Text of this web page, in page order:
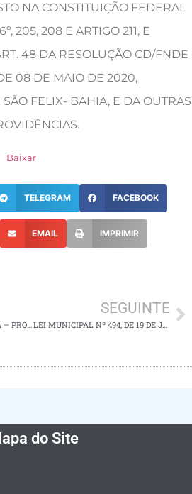
NA CONSTITUIÇÃO FEDERAL
205, 208 E ARTIGO 211, E
48 DA RESOLUÇÃO CD/FNDE
08 DE MAIO DE 2020,
FELIX- BAHIA, E DA OUTRAS
Baixar
TELEGRAM FACEBOOK
EMAIL IMPRIMIR
DECISÃO ADMINISTRATIVA – PROCESSO ADMINISTRATIVO Nº 106/2024
SEGUINTE
LEI MUNICIPAL Nº 494, DE 19 DE JUNHO DE 2024.
do Site